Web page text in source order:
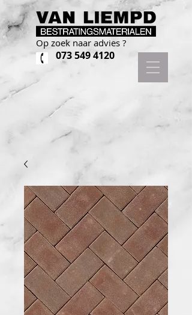
Op zoek naar advies ?
073 549 4120